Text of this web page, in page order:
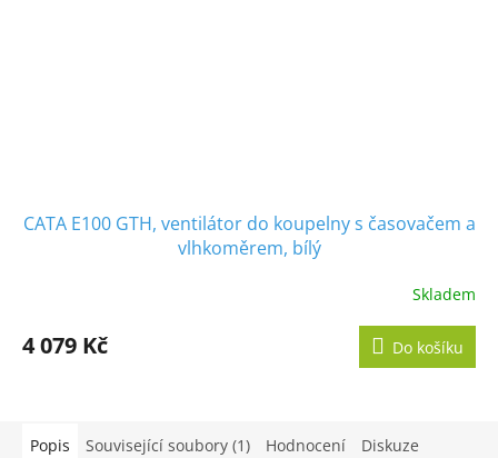
CATA E100 GTH, ventilátor do koupelny s časovačem a
vlhkoměrem, bílý
produktu
je
hvězdiček.
Skladem
4 079 Kč Do košíku
Popis Související soubory (1) Hodnocení Diskuze